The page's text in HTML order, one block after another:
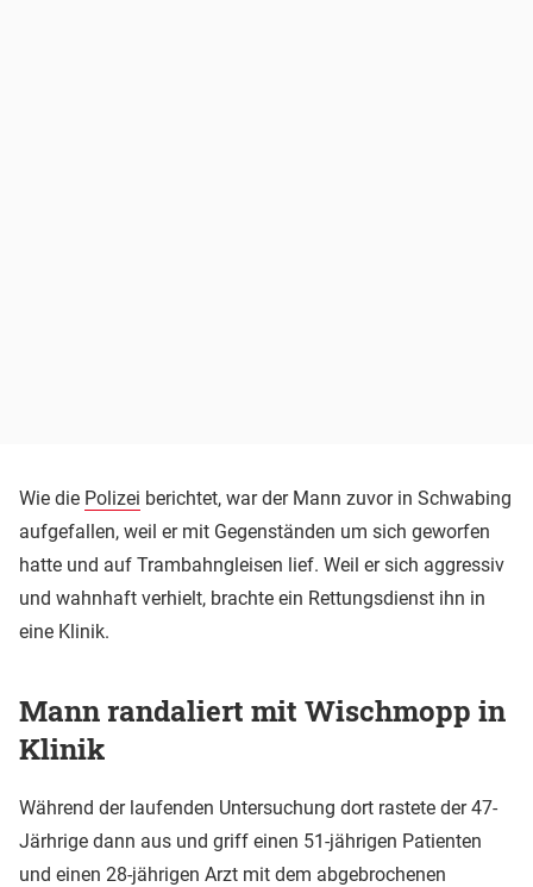
Wie die Polizei berichtet, war der Mann zuvor in Schwabing
aufgefallen, weil er mit Gegenständen um sich geworfen
hatte und auf Trambahngleisen lief. Weil er sich aggressiv
und wahnhaft verhielt, brachte ein Rettungsdienst ihn in
eine Klinik.
Mann randaliert mit Wischmopp in
Klinik
Während der laufenden Untersuchung dort rastete der 47-
Järhrige dann aus und griff einen 51-jährigen Patienten
und einen 28-jährigen Arzt mit dem abgebrochenen